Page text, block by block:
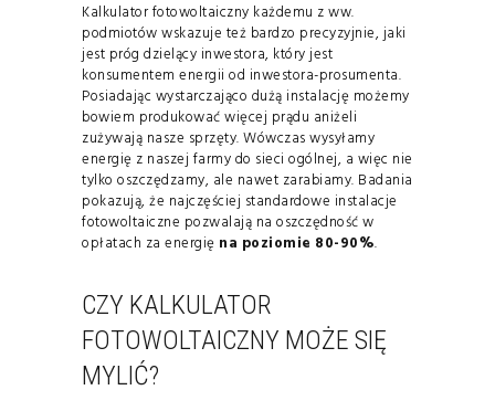
Kalkulator fotowoltaiczny każdemu z ww.
podmiotów wskazuje też bardzo precyzyjnie, jaki
jest próg dzielący inwestora, który jest
konsumentem energii od inwestora-prosumenta.
Posiadając wystarczająco dużą instalację możemy
bowiem produkować więcej prądu aniżeli
zużywają nasze sprzęty. Wówczas wysyłamy
energię z naszej farmy do sieci ogólnej, a więc nie
tylko oszczędzamy, ale nawet zarabiamy. Badania
pokazują, że najczęściej standardowe instalacje
fotowoltaiczne pozwalają na oszczędność w
opłatach za energię na poziomie 80-90%.
CZY KALKULATOR
FOTOWOLTAICZNY MOŻE SIĘ
MYLIĆ?